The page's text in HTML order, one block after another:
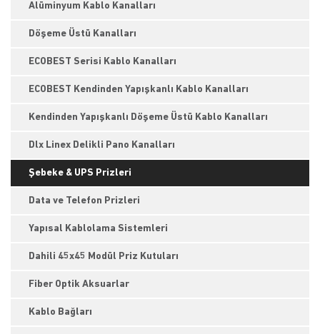
Alüminyum Kablo Kanalları
Döşeme Üstü Kanalları
ECOBEST Serisi Kablo Kanalları
ECOBEST Kendinden Yapışkanlı Kablo Kanalları
Kendinden Yapışkanlı Döşeme Üstü Kablo Kanalları
Dlx Linex Delikli Pano Kanalları
Şebeke & UPS Prizleri
Data ve Telefon Prizleri
Yapısal Kablolama Sistemleri
Dahili 45x45 Modül Priz Kutuları
Fiber Optik Aksuarlar
Kablo Bağları